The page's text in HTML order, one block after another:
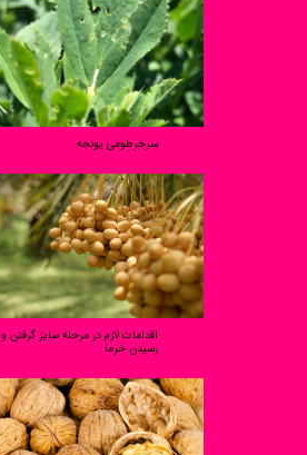
سرخرطومی یونجه
اقدامات لازم در مرحله سایز گرفتن و
رسیدن خرما